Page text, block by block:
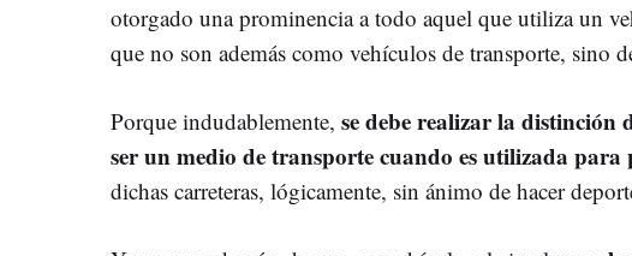
otorgado una prominencia a todo aquel que utiliza un
que no son además como vehículos de transporte, sino
Porque indudablemente, se debe realizar la distinción
ser un medio de transporte cuando es utilizada para
dichas carreteras, lógicamente, sin ánimo de hacer